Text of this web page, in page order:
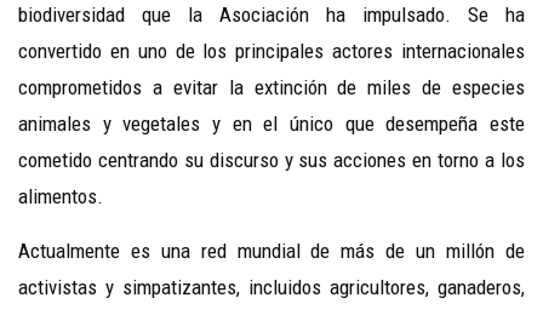
biodiversidad que la Asociación ha impulsado. Se ha
convertido en uno de los principales actores internacionales
comprometidos a evitar la extinción de miles de especies
animales y vegetales y en el único que desempeña este
cometido centrando su discurso y sus acciones en torno a los
alimentos.
Actualmente es una red mundial de más de un millón de
activistas y simpatizantes, incluidos agricultores, ganaderos,